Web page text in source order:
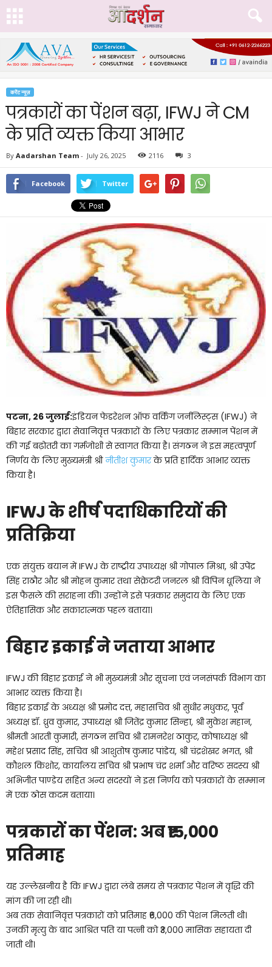
करेंट न्यूज़
पत्रकारों का पेंशन बढ़ा, IFWJ ने CM
के प्रति व्यक्त किया आभार
By Aadarshan Team - July 26, 2025 2116 3
Facebook Twitter
पटना, 26 जुलाई:इंडियन फेडरेशन ऑफ वर्किंग जर्नलिस्ट्स (IFWJ) ने
बिहार सरकार द्वारा सेवानिवृत्त पत्रकारों के लिए पत्रकार सम्मान पेंशन में
की गई बढ़ोतरी का गर्मजोशी से स्वागत किया है। संगठन ने इस महत्वपूर्ण
निर्णय के लिए मुख्यमंत्री श्रीनीतीश कुमारके प्रति हार्दिक आभार व्यक्त
किया है।
IFWJ के शीर्ष पदाधिकारियों की
प्रतिक्रिया
एक संयुक्त बयान में IFWJ के राष्ट्रीय उपाध्यक्ष श्री गोपाल मिश्रा, श्री उपेंद्र
सिंह राठौर और श्री मोहन कुमार तथा सेक्रेटरी जनरल श्री विपिन धूलिया ने
इस फैसले की सराहना की। उन्होंने इसे पत्रकार समुदाय के लिए एक
ऐतिहासिक और सकारात्मक पहल बताया।
बिहार इकाई ने जताया आभार
IFWJ की बिहार इकाई ने भी मुख्यमंत्री और सूचना एवं जनसंपर्क विभाग का
आभार व्यक्त किया है।
बिहार इकाई के अध्यक्ष श्री प्रमोद दत्त, महासचिव श्री सुधीर मधुकर, पूर्व
अध्यक्ष डॉ. ध्रुव कुमार, उपाध्यक्ष श्री जितेंद्र कुमार सिन्हा, श्री मुकेश महान,
श्रीमती आरती कुमारी, संगठन सचिव श्री रामनरेश ठाकुर, कोषाध्यक्ष श्री
महेश प्रसाद सिंह, सचिव श्री आशुतोष कुमार पांडेय, श्री चंद्रशेखर भगत, श्री
कौशल किशोर, कार्यालय सचिव श्री प्रभाष चंद्र शर्मा और वरिष्ठ सदस्य श्री
अभिजीत पाण्डेय सहित अन्य सदस्यों ने इस निर्णय को पत्रकारों के सम्मान
में एक ठोस कदम बताया।
पत्रकारों का पेंशन: अब ₹15,000
प्रतिमाह
यह उल्लेखनीय है कि IFWJ द्वारा लंबे समय से पत्रकार पेंशन में वृद्धि की
मांग की जा रही थी।
अब तक सेवानिवृत्त पत्रकारों को प्रतिमाह ₹6,000 की पेंशन मिलती थी।
उनकी मृत्यु के बाद आश्रित पति या पत्नी को ₹3,000 मासिक सहायता दी
जाती थी।